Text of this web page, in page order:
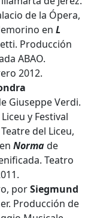
de la Ópera,
en L
Producción
ABAO.
2012.
Giuseppe Verdi.
y Festival
del Liceu,
en Normade
Teatro
porSiegmund
Producción de